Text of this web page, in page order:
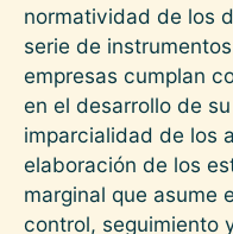
normatividad de los
serie de
empresas cumplan
en el desarrollo de
imparcialidad de los
elaboración de los
marginal que asume
control, seguimiento